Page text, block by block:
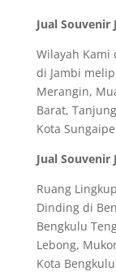
Jual Souvenir
Wilayah Kami
di Jambi
Merangin,
Barat,
Kota
Jual
Ruang
Dinding di
Bengkulu
Lebong,
Kota